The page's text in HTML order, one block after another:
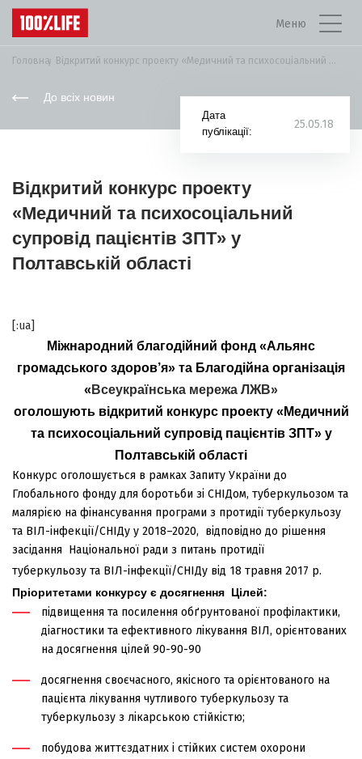
Меню
Головна Відкритий конкурс проекту «Медичний та психосоціальний супровід...
До всіх новин
Дата
публікації:
25.05.18
Відкритий конкурс проекту
«Медичний та психосоціальний
супровід пацієнтів ЗПТ» у
Полтавській області
[:ua]
Міжнародний благодійний фонд «Альянс
громадського здоров’я» та Благодійна організація
« Всеукраїнська мережа ЛЖВ»
оголошують відкритий конкурс проекту« Медичний
та психосоціальний супровід пацієнтів ЗПТ» у
Полтавській області
Конкурс оголошується в рамках Запиту України до
Глобального фонду для боротьби зі СНІДом, туберкульозом та
малярією на фінансування програми з протидії туберкульозу
та ВІЛ-інфекції/СНІДу у 2018–2020, відповідно до рішення
засідання Національної ради з питань протидії
туберкульозу та ВІЛ-інфекції/СНІДу від 18 травня 2017 р.
Пріоритетами конкурсу є досягнення Цілей:
підвищення та посилення обґрунтованої профілактики,
діагностики та ефективного лікування ВІЛ, орієнтованих
на досягнення цілей 90-90-90
досягнення своєчасного, якісного та орієнтованого на
пацієнта лікування чутливого туберкульозу та
туберкульозу з лікарською стійкістю;
побудова життєздатних і стійких систем охорони